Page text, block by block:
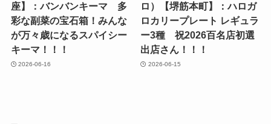
座】：バンバンキーマ 多
彩な副菜の宝石箱！みんな
が万々歳になるスパイシー
キーマ！！！
2026-06-16
ロ）【堺筋本町】：ハロガ
ロカリープレート レギュラ
ー3種 祝2026百名店初選
出店さん！！！
2026-06-15